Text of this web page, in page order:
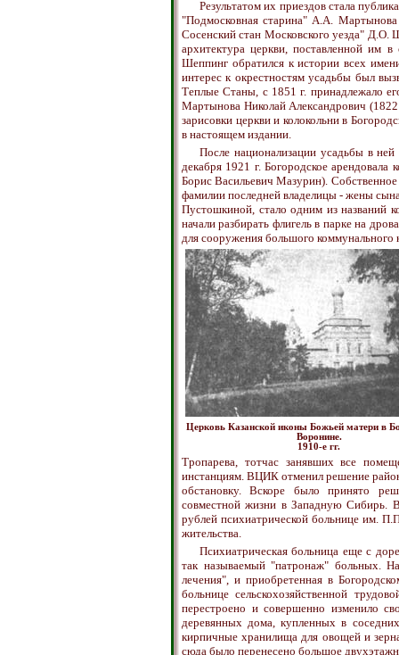
Результатом их приездов стала
"Подмосковная старина" А.А.
Сосенский стан Московского уезда" Д.О.
архитектура церкви, поставленной им
Шеппинг обратился к истории всех
интерес к окрестностям усадьбы был
Теплые Станы, с 1851 г. принадлежало
Мартынова Николай Александрович
зарисовки церкви и колокольни в
в настоящем издании.
После национализации усадьбы в
декабря 1921 г. Богородское
Борис Васильевич Мазурин).
фамилии последней владелицы - жены
Пустошкиной, стало одним из названий
начали разбирать флигель в парке на
для сооружения большого
Церковь Казанской иконы Божьей матери в
Воронине.
1910-е гг.
Тропарева, тотчас занявших все
инстанциям. ВЦИК отменил решение
обстановку. Вскоре было принято
совместной жизни в Западную Сибирь.
рублей психиатрической больнице им.
жительства.
Психиатрическая больница еще с
так называемый "патронаж" больных.
лечения", и приобретенная в
больнице сельскохозяйственной
перестроено и совершенно изменило
деревянных дома, купленных в
кирпичные хранилища для овощей и
сюда было перенесено большое